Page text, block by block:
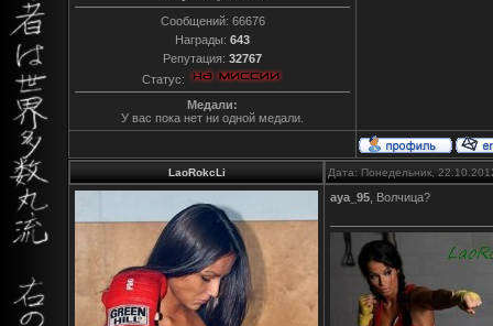
Сообщений: 66676
Награды: 643
Репутация: 32767
Статус:
Медали:
У вас пока нет ни одной медали.
LaoRokcLi Дата: Понедельник,
aya_95 , Волчица?